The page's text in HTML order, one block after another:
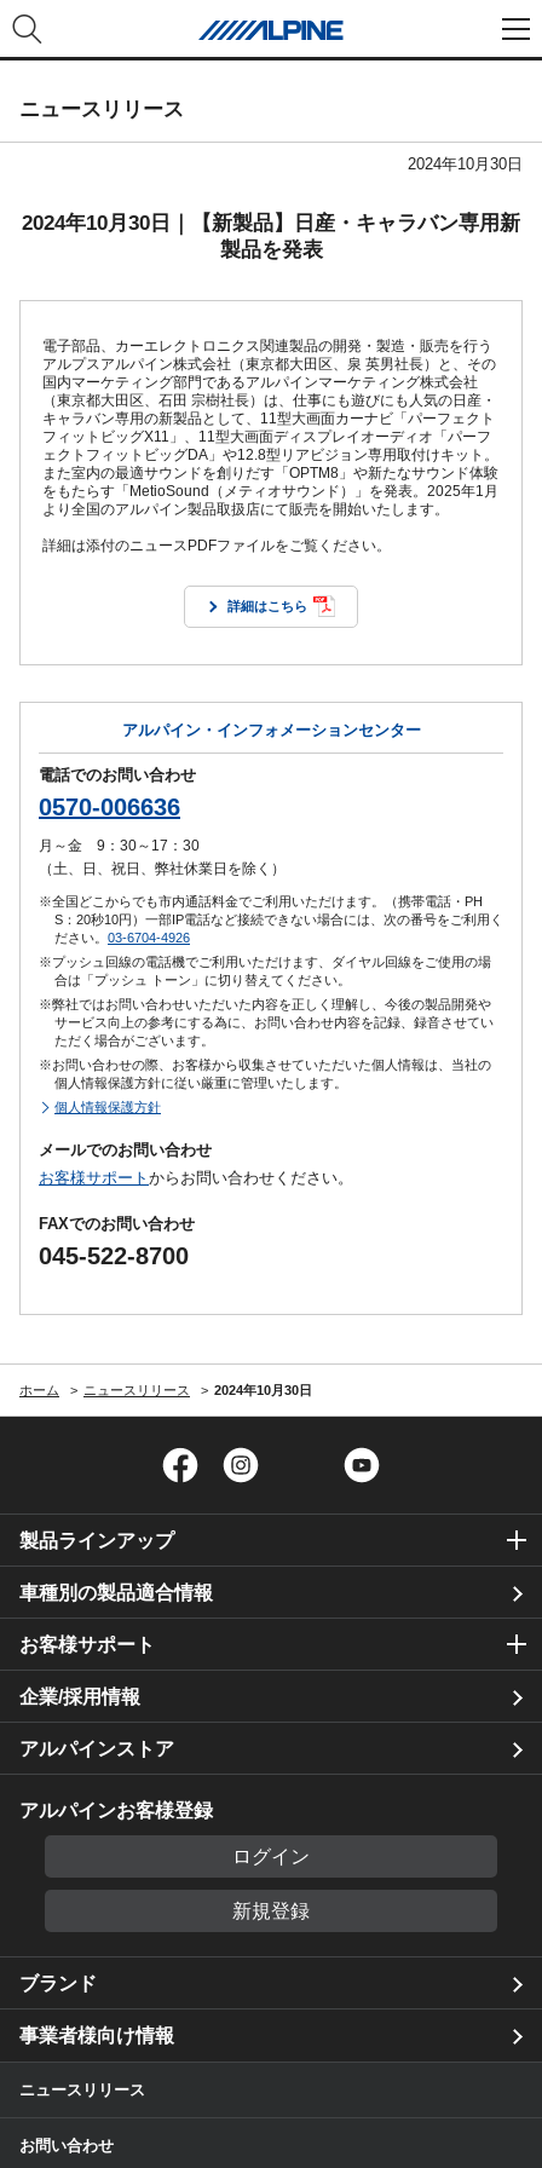
ニュースリリース
2024年10月30日
2024年10月30日｜【新製品】日産・キャラバン専用新
製品を発表
電子部品、カーエレクトロニクス関連製品の開発・製造・販売を行う
アルプスアルパイン株式会社（東京都大田区、泉 英男社長）と、その
国内マーケティング部門であるアルパインマーケティング株式会社
（東京都大田区、石田 宗樹社長）は、仕事にも遊びにも人気の日産・
キャラバン専用の新製品として、11型大画面カーナビ「パーフェクト
フィットビッグX11」、11型大画面ディスプレイオーディオ「パーフ
ェクトフィットビッグDA」や12.8型リアビジョン専用取付けキット。
また室内の最適サウンドを創りだす「OPTM8」や新たなサウンド体験
をもたらす「MetioSound（メティオサウンド）」を発表。2025年1月
より全国のアルパイン製品取扱店にて販売を開始いたします。
詳細は添付のニュースPDFファイルをご覧ください。
詳細はこちら
アルパイン・インフォメーションセンター
電話でのお問い合わせ
0570-006636
月～金 9：30～17：30
（土、日、祝日、弊社休業日を除く）
※全国どこからでも市内通話料金でご利用いただけます。（携帯電話・PH
S：20秒10円）一部IP電話など接続できない場合には、次の番号をご利用く
ださい。 03-6704-4926
※プッシュ回線の電話機でご利用いただけます、ダイヤル回線をご使用の場
合は「プッシュ トーン」に切り替えてください。
※弊社ではお問い合わせいただいた内容を正しく理解し、今後の製品開発や
サービス向上の参考にする為に、お問い合わせ内容を記録、録音させてい
ただく場合がございます。
※お問い合わせの際、お客様から収集させていただいた個人情報は、当社の
個人情報保護方針に従い厳重に管理いたします。
個人情報保護方針
メールでのお問い合わせ
お客様サポート からお問い合わせください。
FAXでのお問い合わせ
045-522-8700
ホーム ニュースリリース 2024年10月30日
Facebook Twitter
製品ラインアップ
車種別の製品適合情報
お客様サポート
企業/採用情報
アルパインストア
アルパインお客様登録
ログイン
新規登録
ブランド
事業者様向け情報
ニュースリリース
お問い合わせ